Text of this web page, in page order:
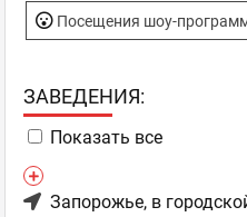
Посещения шоу-
ЗAВЕДЕНИЯ:
Показать все
Запорожье, в